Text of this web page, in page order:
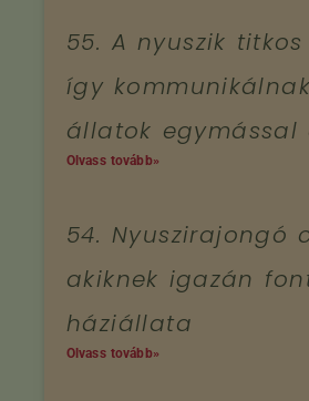
55. A nyuszik titkos
így
állatok egymással
Olvass tovább»
54. Nyuszirajongó
akiknek igazán
háziállata
Olvass tovább»